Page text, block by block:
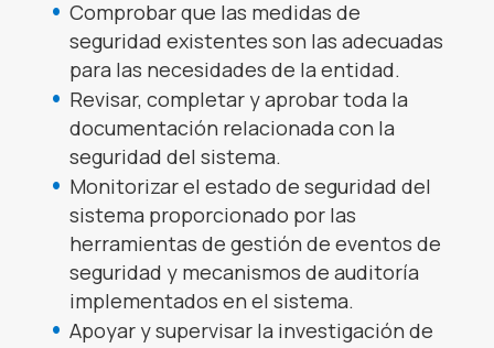
Comprobar que las medidas de
seguridad existentes son las adecuadas
para las necesidades de la entidad.
Revisar, completar y aprobar toda la
documentación relacionada con la
seguridad del sistema.
Monitorizar el estado de seguridad del
sistema proporcionado por las
herramientas de gestión de eventos de
seguridad y mecanismos de auditoría
implementados en el sistema.
Apoyar y supervisar la investigación de